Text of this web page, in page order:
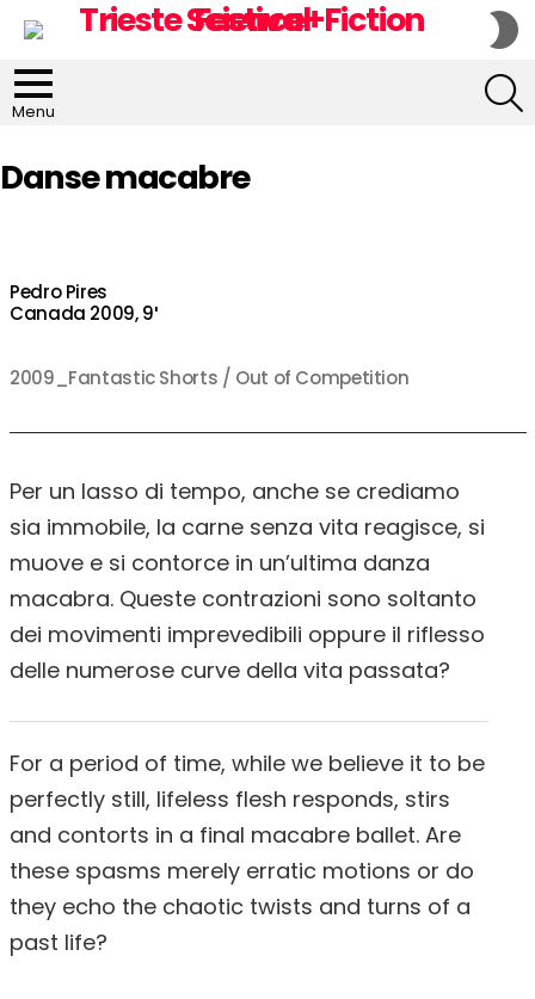
Menu
Danse macabre
Pedro Pires
Canada 2009, 9′
2009_Fantastic Shorts / Out of Competition
Per un lasso di tempo, anche se crediamo
sia immobile, la carne senza vita reagisce, si
muove e si contorce in un’ultima danza
macabra. Queste contrazioni sono soltanto
dei movimenti imprevedibili oppure il riflesso
delle numerose curve della vita passata?
For a period of time, while we believe it to be
perfectly still, lifeless flesh responds, stirs
and contorts in a final macabre ballet. Are
these spasms merely erratic motions or do
they echo the chaotic twists and turns of a
past life?